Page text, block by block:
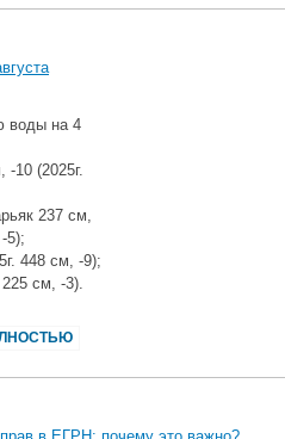
воды на 4
10 (2025г.
237 см,
5);
448 см, -9);
225 см, -3).